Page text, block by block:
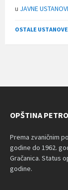
u JAVNE
OSTALE USTANOVE
OPŠTINA
Prema zvaničnim
godine do 1962.
Gračanica. Status
godine.